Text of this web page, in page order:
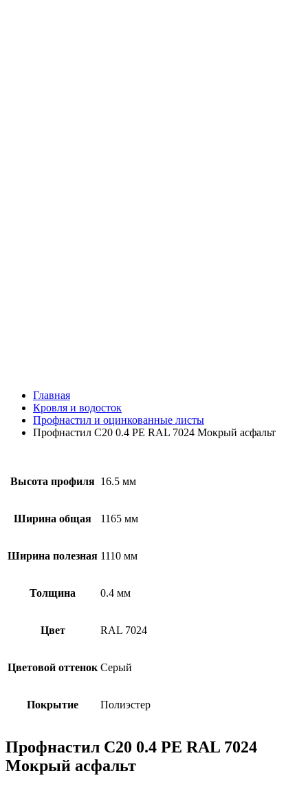
Главная
Кровля и водосток
Профнастил и оцинкованные листы
Профнастил C20 0.4 PE RAL 7024 Мокрый асфальт
Высота профиля 16.5 мм
Ширина общая 1165 мм
Ширина полезная 1110 мм
Толщина 0.4 мм
Цвет RAL 7024
Цветовой оттенок Серый
Покрытие Полиэстер
Профнастил C20 0.4 PE RAL 7024
Мокрый асфальт